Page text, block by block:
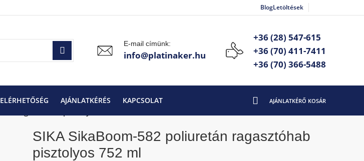
BlogLetöltések
E-mail címünk:
info@platinaker.hu
+36 (28) 547-615
+36 (70) 411-7411
+36 (70) 366-5488
ELÉRHETŐSÉG AJÁNLATKÉRÉS KAPCSOLAT
SIKA SikaBoom-582 poliuretán ragasztóhab
pisztolyos 752 ml